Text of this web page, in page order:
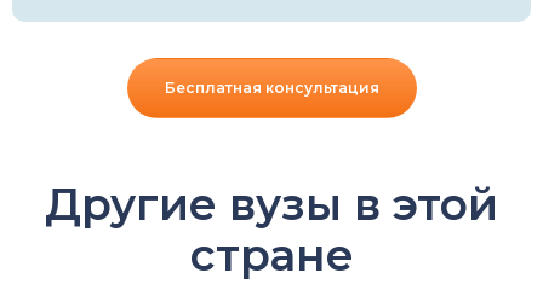
Бесплатная консультация
Другие вузы в этой
стране